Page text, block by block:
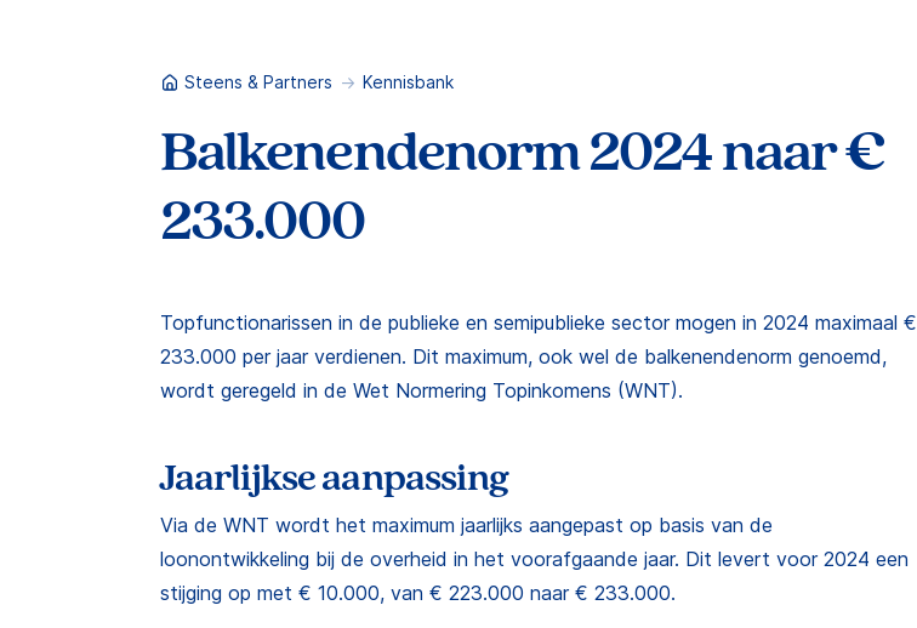
Steens & Partners Kennisbank
Balkenendenorm 2024 naar €
233.000
Topfunctionarissen in de publieke en semipublieke sector mogen in 2024 maximaal €
233.000 per jaar verdienen. Dit maximum, ook wel de balkenendenorm genoemd,
wordt geregeld in de Wet Normering Topinkomens (WNT).
Jaarlijkse aanpassing
Via de WNT wordt het maximum jaarlijks aangepast op basis van de
loonontwikkeling bij de overheid in het voorafgaande jaar. Dit levert voor 2024 een
stijging op met € 10.000, van € 223.000 naar € 233.000.